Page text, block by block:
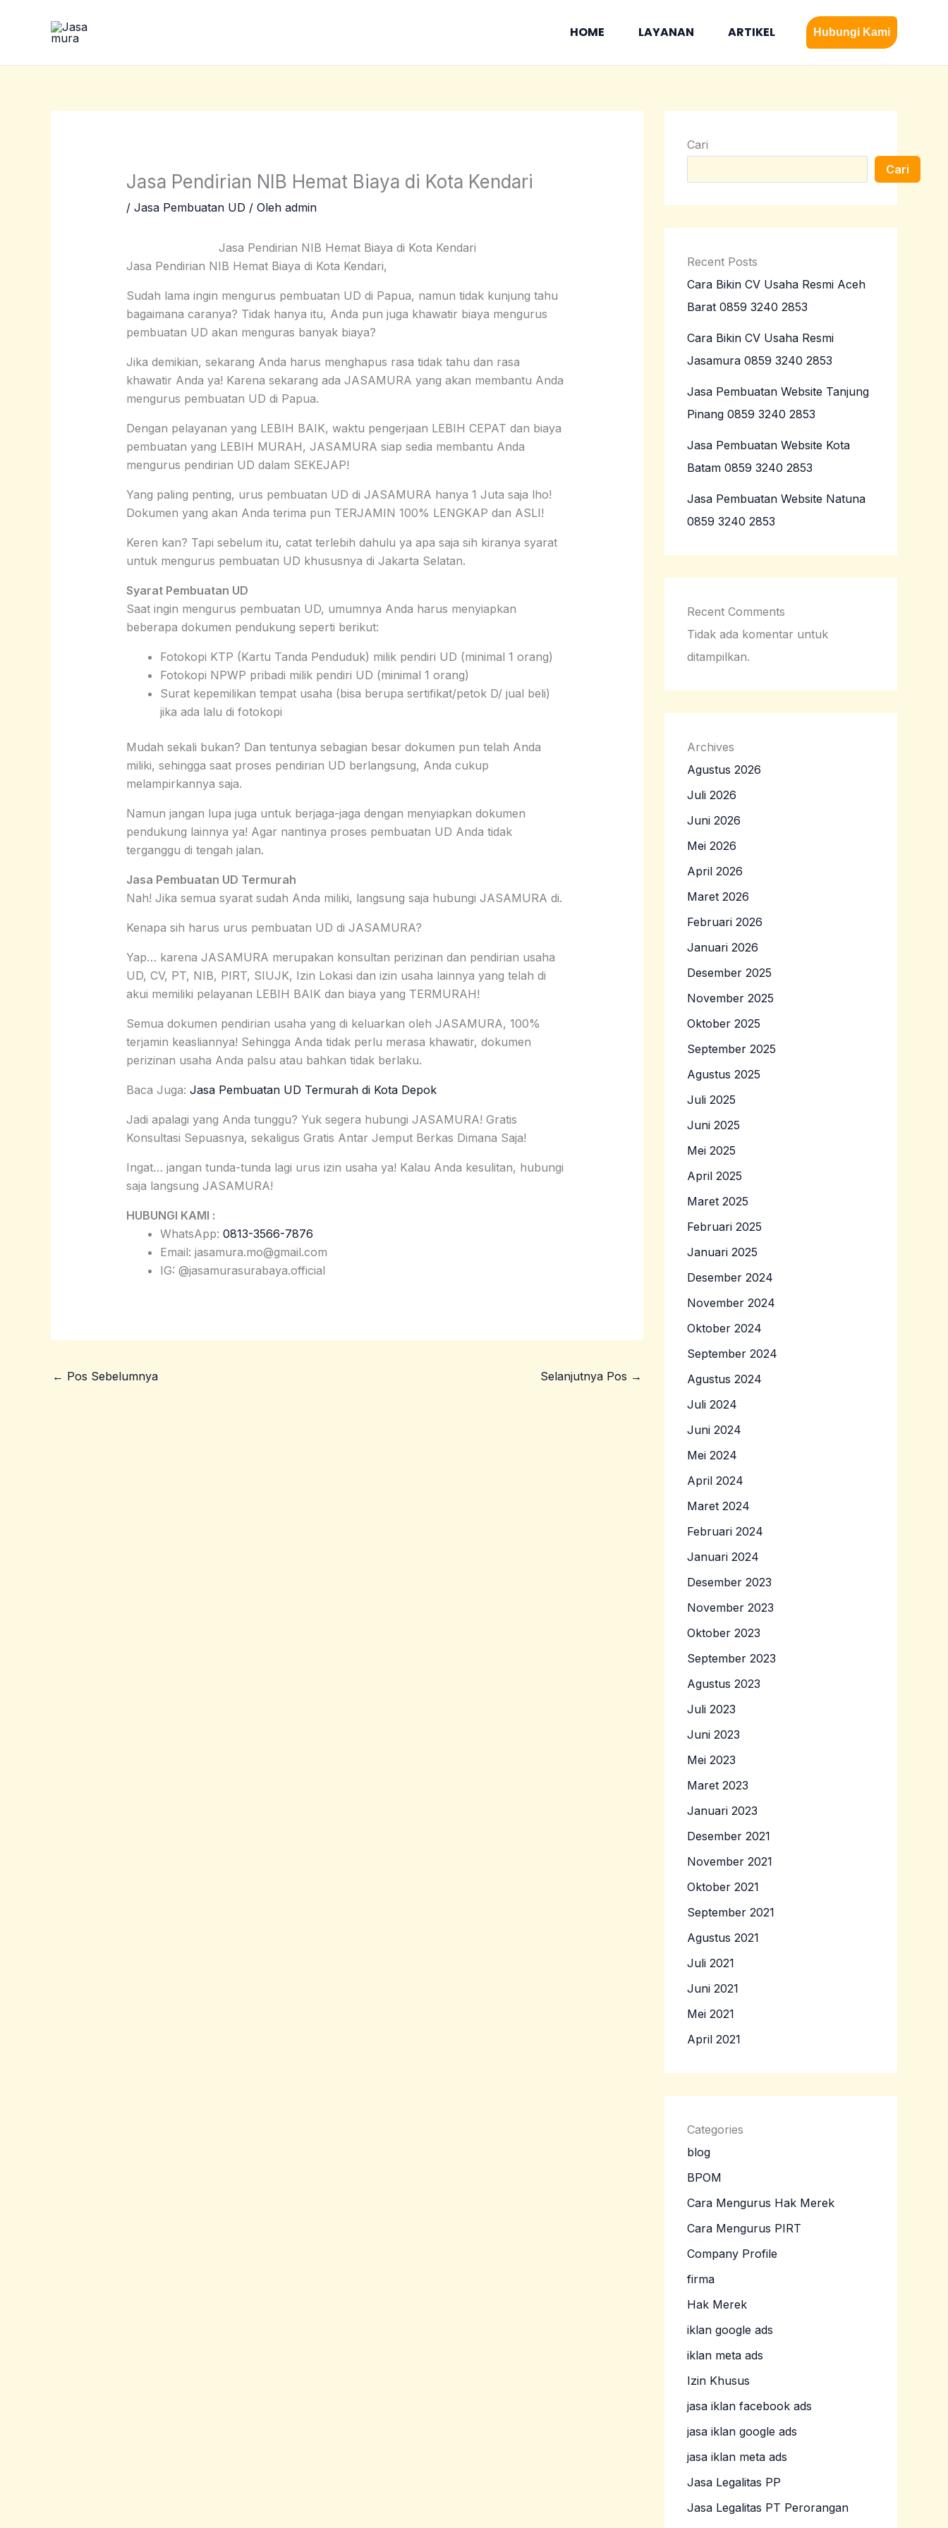
HOME LAYANAN ARTIKEL Hubungi Kami
Jasa Pendirian NIB Hemat Biaya di Kota Kendari
/ Jasa Pembuatan UD / Oleh admin
Jasa Pendirian NIB Hemat Biaya di Kota Kendari
Jasa Pendirian NIB Hemat Biaya di Kota Kendari,
Sudah lama ingin mengurus pembuatan UD di Papua, namun tidak kunjung tahu
bagaimana caranya? Tidak hanya itu, Anda pun juga khawatir biaya mengurus
pembuatan UD akan menguras banyak biaya?
Jika demikian, sekarang Anda harus menghapus rasa tidak tahu dan rasa
khawatir Anda ya! Karena sekarang ada JASAMURA yang akan membantu Anda
mengurus pembuatan UD di Papua.
Dengan pelayanan yang LEBIH BAIK, waktu pengerjaan LEBIH CEPAT dan biaya
pembuatan yang LEBIH MURAH, JASAMURA siap sedia membantu Anda
mengurus pendirian UD dalam SEKEJAP!
Yang paling penting, urus pembuatan UD di JASAMURA hanya 1 Juta saja lho!
Dokumen yang akan Anda terima pun TERJAMIN 100% LENGKAP dan ASLI!
Keren kan? Tapi sebelum itu, catat terlebih dahulu ya apa saja sih kiranya syarat
untuk mengurus pembuatan UD khususnya di Jakarta Selatan.
Syarat Pembuatan UD
Saat ingin mengurus pembuatan UD, umumnya Anda harus menyiapkan
beberapa dokumen pendukung seperti berikut:
Fotokopi KTP (Kartu Tanda Penduduk) milik pendiri UD (minimal 1 orang)
Fotokopi NPWP pribadi milik pendiri UD (minimal 1 orang)
Surat kepemilikan tempat usaha (bisa berupa sertifikat/petok D/ jual beli)
jika ada lalu di fotokopi
Mudah sekali bukan? Dan tentunya sebagian besar dokumen pun telah Anda
miliki, sehingga saat proses pendirian UD berlangsung, Anda cukup
melampirkannya saja.
Namun jangan lupa juga untuk berjaga-jaga dengan menyiapkan dokumen
pendukung lainnya ya! Agar nantinya proses pembuatan UD Anda tidak
terganggu di tengah jalan.
Jasa Pembuatan UD Termurah
Nah! Jika semua syarat sudah Anda miliki, langsung saja hubungi JASAMURA di.
Kenapa sih harus urus pembuatan UD di JASAMURA?
Yap… karena JASAMURA merupakan konsultan perizinan dan pendirian usaha
UD, CV, PT, NIB, PIRT, SIUJK, Izin Lokasi dan izin usaha lainnya yang telah di
akui memiliki pelayanan LEBIH BAIK dan biaya yang TERMURAH!
Semua dokumen pendirian usaha yang di keluarkan oleh JASAMURA, 100%
terjamin keasliannya! Sehingga Anda tidak perlu merasa khawatir, dokumen
perizinan usaha Anda palsu atau bahkan tidak berlaku.
Baca Juga: Jasa Pembuatan UD Termurah di Kota Depok
Jadi apalagi yang Anda tunggu? Yuk segera hubungi JASAMURA! Gratis
Konsultasi Sepuasnya, sekaligus Gratis Antar Jemput Berkas Dimana Saja!
Ingat… jangan tunda-tunda lagi urus izin usaha ya! Kalau Anda kesulitan, hubungi
saja langsung JASAMURA!
HUBUNGI KAMI :
WhatsApp: 0813-3566-7876
Email: jasamura.mo@gmail.com
IG: @jasamurasurabaya.official
← Pos Sebelumnya Selanjutnya Pos →
Cari
Cari
Recent Posts
Cara Bikin CV Usaha Resmi Aceh
Barat 0859 3240 2853
Cara Bikin CV Usaha Resmi
Jasamura 0859 3240 2853
Jasa Pembuatan Website Tanjung
Pinang 0859 3240 2853
Jasa Pembuatan Website Kota
Batam 0859 3240 2853
Jasa Pembuatan Website Natuna
0859 3240 2853
Recent Comments
Tidak ada komentar untuk
ditampilkan.
Archives
Agustus 2026
Juli 2026
Juni 2026
Mei 2026
April 2026
Maret 2026
Februari 2026
Januari 2026
Desember 2025
November 2025
Oktober 2025
September 2025
Agustus 2025
Juli 2025
Juni 2025
Mei 2025
April 2025
Maret 2025
Februari 2025
Januari 2025
Desember 2024
November 2024
Oktober 2024
September 2024
Agustus 2024
Juli 2024
Juni 2024
Mei 2024
April 2024
Maret 2024
Februari 2024
Januari 2024
Desember 2023
November 2023
Oktober 2023
September 2023
Agustus 2023
Juli 2023
Juni 2023
Mei 2023
Maret 2023
Januari 2023
Desember 2021
November 2021
Oktober 2021
September 2021
Agustus 2021
Juli 2021
Juni 2021
Mei 2021
April 2021
Categories
blog
BPOM
Cara Mengurus Hak Merek
Cara Mengurus PIRT
Company Profile
firma
Hak Merek
iklan google ads
iklan meta ads
Izin Khusus
jasa iklan facebook ads
jasa iklan google ads
jasa iklan meta ads
Jasa Legalitas PP
Jasa Legalitas PT Perorangan